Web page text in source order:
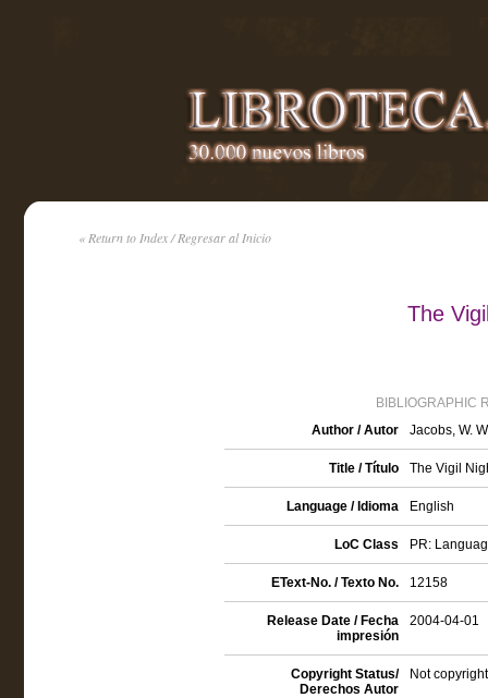
« Return to Index / Regresar al Inicio
The
BIBLIOGRAPHIC
Author / Autor
Jacobs, W.
Title / Título The Vigil
Language / Idioma English
LoC Class PR:
EText-No. / Texto No. 12158
Release Date / Fecha
impresión
2004-04-01
Copyright Status/
Derechos Autor
Not